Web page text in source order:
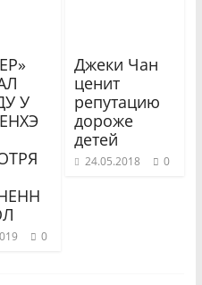
У
0
Джеки Чан
ценит
репутацию
дороже
детей
24.05.2018 0